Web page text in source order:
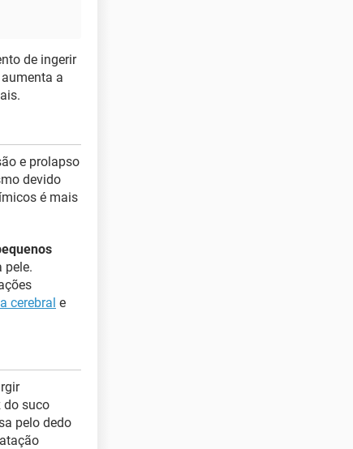
de ingerir
a
e prolapso
devido
é mais
pele.
cerebral e
do suco
pelo dedo